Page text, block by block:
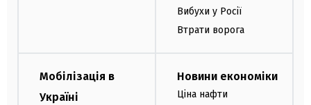
Вибухи у Росії
Втрати ворога
Мобілізація в
Україні
Новини економіки
Ціна нафти